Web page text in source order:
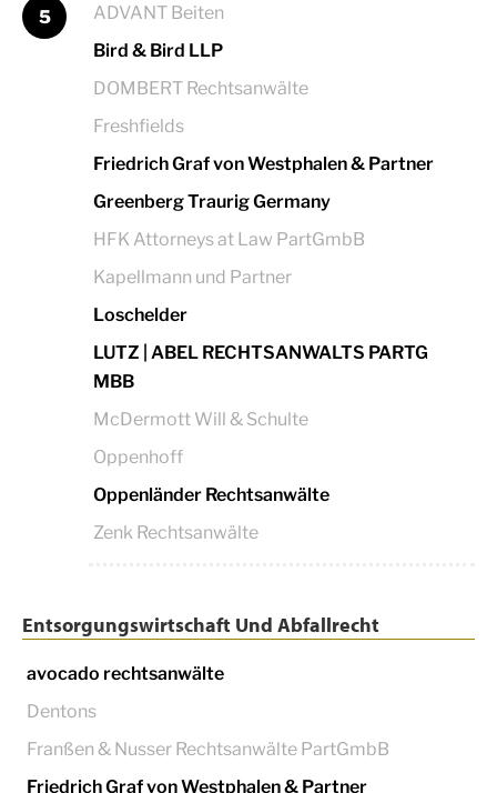
5
ADVANT Beiten
Bird & Bird LLP
DOMBERT Rechtsanwälte
Freshfields
Friedrich Graf von Westphalen & Partner
Greenberg Traurig Germany
HFK Attorneys at Law PartGmbB
Kapellmann und Partner
Loschelder
LUTZ | ABEL RECHTSANWALTS PARTG
MBB
McDermott Will & Schulte
Oppenhoff
Oppenländer Rechtsanwälte
Zenk Rechtsanwälte
Entsorgungswirtschaft Und Abfallrecht
avocado rechtsanwälte
Dentons
Franßen & Nusser Rechtsanwälte PartGmbB
Friedrich Graf von Westphalen & Partner